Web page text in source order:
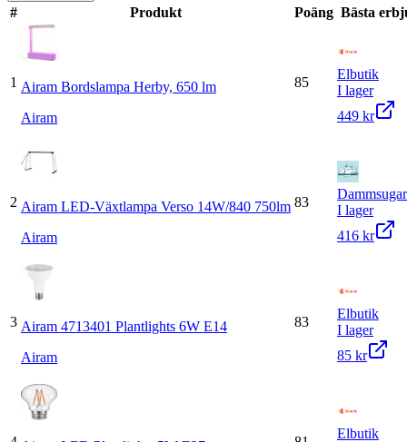
# Produkt Poäng Bästa
1 Airam Bordslampa Herby, 650 lm
Airam
85
Elbutik
I lager
449 kr
2 Airam LED-Växtlampa Verso 14W/840 750lm
Airam
83
I lager
416 kr
3 Airam 4713401 Plantlights 6W E14
Airam
83
Elbutik
I lager
85 kr
Elbutik